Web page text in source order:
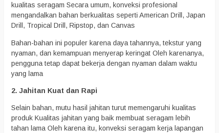
kualitas seragam Secara umum, konveksi profesional
mengandalkan bahan berkualitas seperti American Drill, Japan
Drill, Tropical Drill, Ripstop, dan Canvas
Bahan-bahan ini populer karena daya tahannya, tekstur yang
nyaman, dan kemampuan menyerap keringat Oleh karenanya,
pengguna tetap dapat bekerja dengan nyaman dalam waktu
yang lama
2. Jahitan Kuat dan Rapi
Selain bahan, mutu hasil jahitan turut memengaruhi kualitas
produk Kualitas jahitan yang baik membuat seragam lebih
tahan lama Oleh karena itu, konveksi seragam kerja lapangan